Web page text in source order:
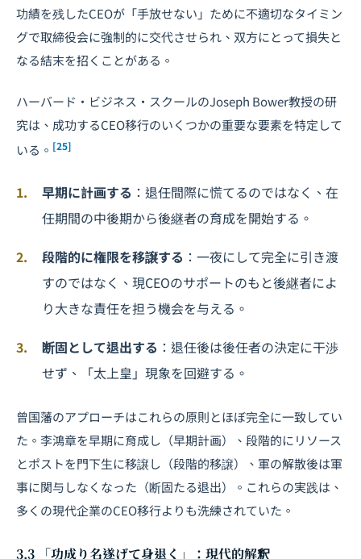
功績を残したCEOが「手放せない」ために不適切なタイミン
グで取締役会に強制的に交代させられ、双方にとって損失と
なる結末を招くことがある。
ハーバード・ビジネス・スクールのJoseph Bower教授の研
究は、成功するCEO移行のいくつかの重要な要素を特定して
いる。 [25]
早期に計画する ：退任間際に慌てるのではなく、在
任期間の中後期から後継者の育成を開始する。
段階的に権限を移譲する ：一夜にして完全に引き渡
すのではなく、現CEOのサポートのもと後継者によ
り大きな責任を担う機会を与える。
断固として退出する ：退任後は後任者の決定に干渉
せず、「太上皇」現象を回避する。
曾国藩のアプローチはこれらの原則とほぼ完全に一致してい
た。李鴻章を早期に育成し（早期計画）、段階的にリソース
とポストを門下生に移譲し（段階的移譲）、軍の解散後は軍
事に関与しなくなった（断固たる退出）。これらの実践は、
多くの現代企業のCEO移行よりも洗練されていた。
3.3 「功成り名遂げて身退く」：現代的解釈